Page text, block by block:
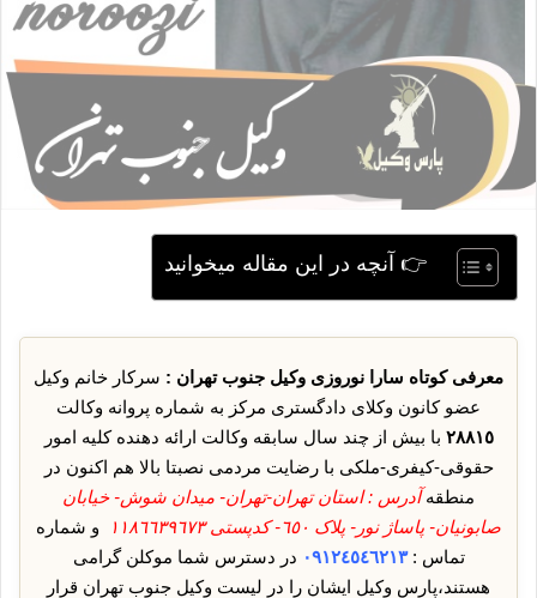
👉 آنچه در این مقاله میخوانید
معرفی کوتاه سارا نوروزی وکیل جنوب تهران : سرکار خانم وکیل
عضو کانون وکلای دادگستری مرکز به شماره پروانه وکالت
٢٨٨١٥ با بیش از چند سال سابقه وکالت ارائه دهنده کلیه امور
حقوقی-کیفری-ملکی با رضایت مردمی نصبتا بالا هم اکنون در
منطقهآدرس : استان تهران-تهران- میدان شوش- خیابان
صابونیان- پاساژ نور- پلاک ٦٥٠- کدپستی ١١٨٦٦٣٩٦٧٣
و شماره
تماس :٠٩١٢٤٥٤٦٢١٣ در دسترس شما موکلن گرامی
هستند،پارس وکیل ایشان را در لیست وکیل جنوب تهران قرار